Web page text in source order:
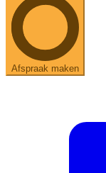
Afspraak maken